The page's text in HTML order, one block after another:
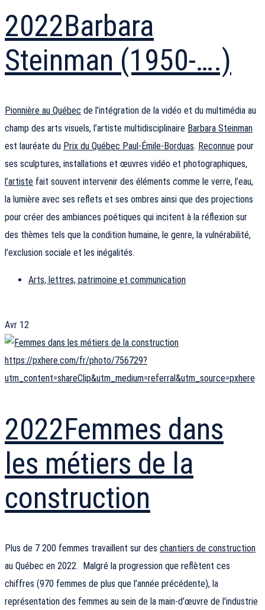
2022Barbara
Steinman (1950-….)
Pionnière au Québec de l’intégration de la vidéo et du multimédia au
champ des arts visuels, l’artiste multidisciplinaire Barbara Steinman
est lauréate du Prix du Québec Paul-Émile-Borduas. Reconnue pour
ses sculptures, installations et œuvres vidéo et photographiques,
l’artiste fait souvent intervenir des éléments comme le verre, l’eau,
la lumière avec ses reflets et ses ombres ainsi que des projections
pour créer des ambiances poétiques qui incitent à la réflexion sur
des thèmes tels que la condition humaine, le genre, la vulnérabilité,
l’exclusion sociale et les inégalités.
Arts, lettres, patrimoine et communication
Avr 12
https://pxhere.com/fr/photo/756729?
utm_content=shareClip&utm_medium=referral&utm_source=pxhere
2022Femmes dans
les métiers de la
construction
Plus de 7 200 femmes travaillent sur des chantiers de construction
au Québec en 2022. Malgré la progression que reflètent ces
chiffres (970 femmes de plus que l’année précédente), la
représentation des femmes au sein de la main-d’œuvre de l’industrie